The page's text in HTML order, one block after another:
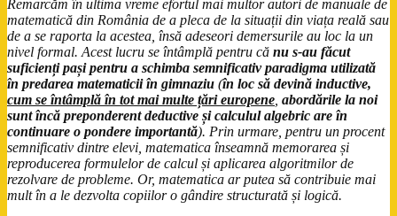
Remarcăm în ultima vreme efortul mai multor autori de manuale de
matematică din România de a pleca de la situații din viața reală sau
de a se raporta la acestea, însă adeseori demersurile au loc la un
nivel formal. Acest lucru se întâmplă pentru că nu s-au făcut
suficienți pași pentru a schimba semnificativ paradigma utilizată
în predarea matematicii în gimnaziu (în loc să devină inductive,
cum se întâmplă în tot mai multe țări europene abordările la noi
sunt încă preponderent deductive și calculul algebric are în
continuare o pondere importantă). Prin urmare, pentru un procent
semnificativ dintre elevi, matematica înseamnă memorarea și
reproducerea formulelor de calcul și aplicarea algoritmilor de
rezolvare de probleme. Or, matematica ar putea să contribuie mai
mult în a le dezvolta copiilor o gândire structurată și logică.